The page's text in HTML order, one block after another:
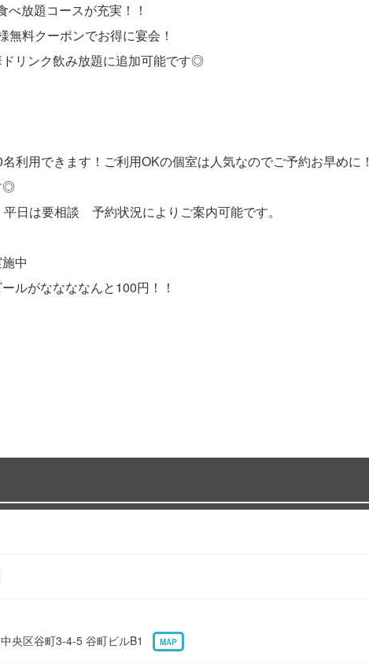
放題コースが充実！！
無料クーポンでお得に宴会！
リンク飲み放題に追加可能です◎
利用できます！ご利用OKの個室は人気なのでご予約お早めに！
◎
日は要相談 予約状況によりご案内可能です。
中
ルがななななんと100円！！
央区谷町3-4-5 谷町ビルB1
MAP